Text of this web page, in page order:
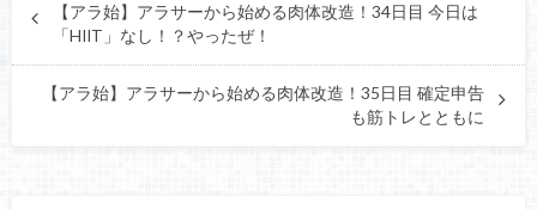
【アラ始】アラサーから始める肉体改造！34日目 今日は
「HIIT」なし！？やったぜ！
【アラ始】アラサーから始める肉体改造！35日目 確定申告
も筋トレとともに